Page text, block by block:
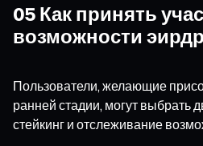
05 Как принять
возможности
Пользователи, желающие
ранней стадии, могут выбрать
стейкинг и отслеживание